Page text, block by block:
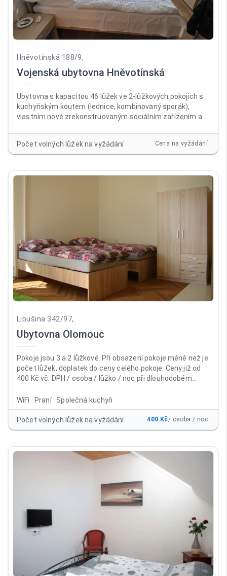
Hněvotínská 188/9,
Vojenská ubytovna Hněvotínská
Ubytovna s kapacitou 46 lůžek ve 2-lůžkových pokojích s
kuchyňským koutem (lednice, kombinovaný sporák),
vlastním nově zrekonstruovaným sociálním zařízením a
ubytovnou vlastní parkoviště. Společenská místnost
vybavená novým nábytkem a LCD TV. Prádelna. Na pokojích
Počet volných lůžek na vyžádání Cena na vyžádání
Libušina 342/97,
Ubytovna Olomouc
Pokoje jsou 3 a 2 lůžkové. Při obsazení pokoje méně než je
počet lůžek, doplatek do ceny celého pokoje. Ceny již od
400 Kč vč. DPH / osoba / lůžko / noc při dlouhodobém
/ lůžko / noc od 10 nocí 500 Kč /osoba / lůžko / noc 15 - 30
nocí 450 Kč / osoba / lůžko / noc při platbě na 30 nocí
dopředu 400 Kč / osoba / lůžko /noc Cena již obsahuje
poplatek městu 21Kč/noc
WiFi · Praní · Společná kuchyň
Počet volných lůžek na vyžádání 400 Kč/ osoba / noc